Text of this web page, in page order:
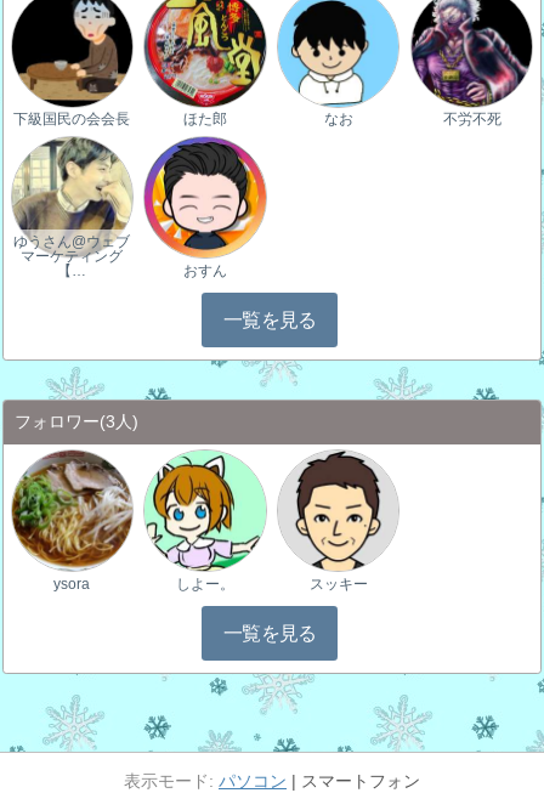
下級国民の会会長 ほた郎 なお 不労不死
ゆうさん@ウェブ
マーケティング
【…
おすん
一覧を見る
フォロワー(3人)
ysora しよー。 スッキー
一覧を見る
パソコン スマートフォン